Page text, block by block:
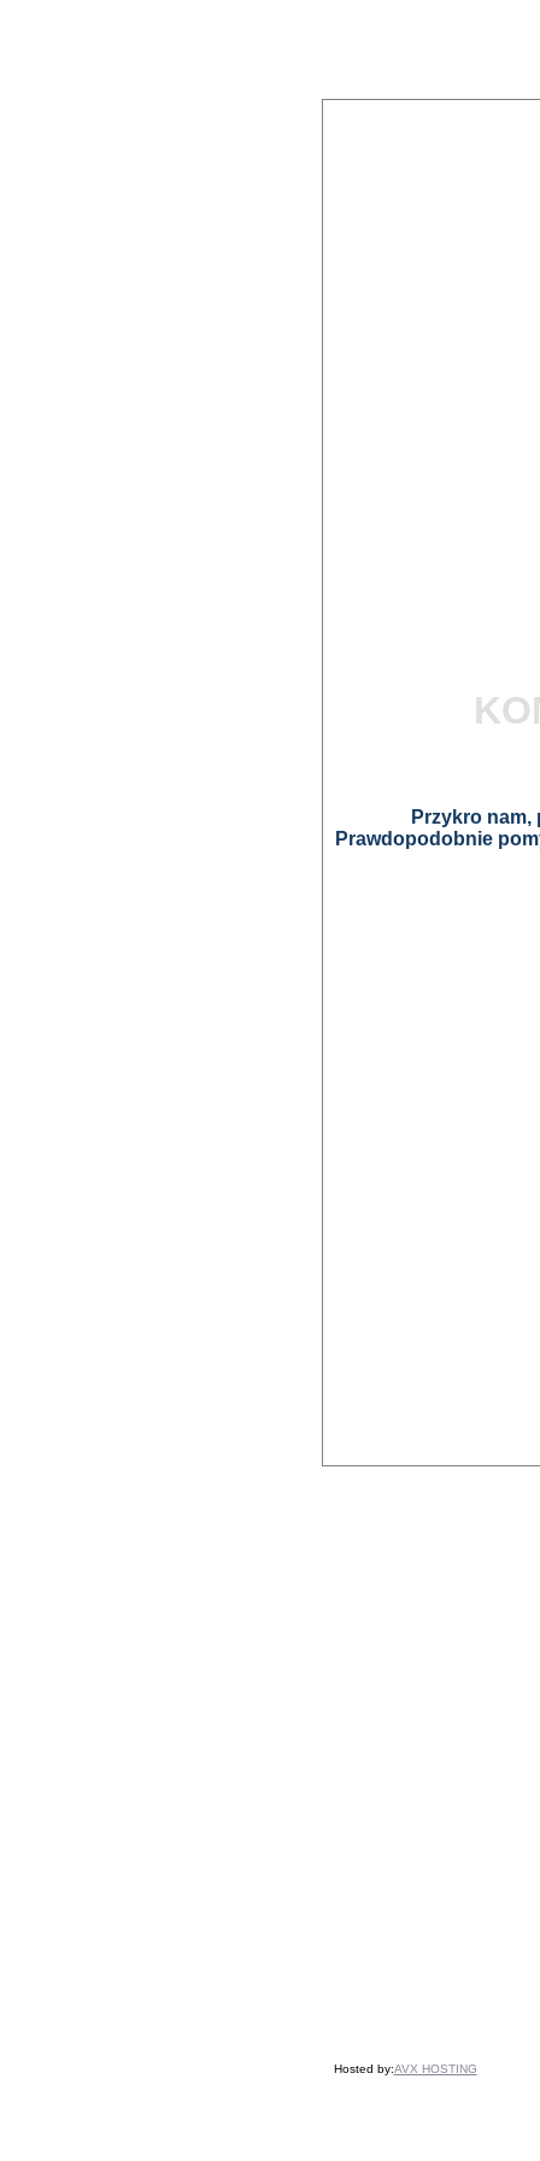
Przykro
Prawdopodobnie
Hosted by:AVX HOSTING